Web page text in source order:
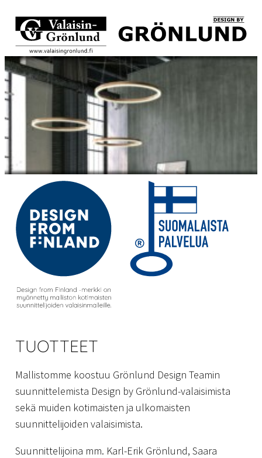
TUOTTEET
Mallistomme koostuu Grönlund Design Teamin
suunnittelemista Design by Grönlund-valaisimista
sekä muiden kotimaisten ja ulkomaisten
suunnittelijoiden valaisimista.
Suunnittelijoina mm. Karl-Erik Grönlund, Saara